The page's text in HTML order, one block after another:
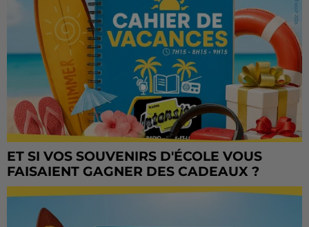
ET SI VOS SOUVENIRS D'ÉCOLE VOUS
FAISAIENT GAGNER DES CADEAUX ?